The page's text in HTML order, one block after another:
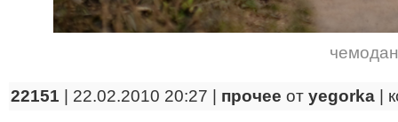
чемодан
22151 | 22.02.2010 20:27 | прочее от yegorka